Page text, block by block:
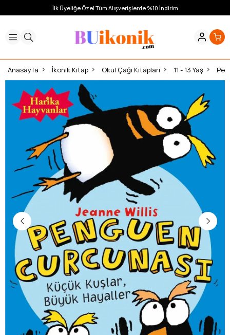
İlk Üyeliğe Özel Tüm Alışverişlerde %10 İndirim
Anasayfa İkonik Kitap Okul Çağı Kitapları 11 - 13 Yaş